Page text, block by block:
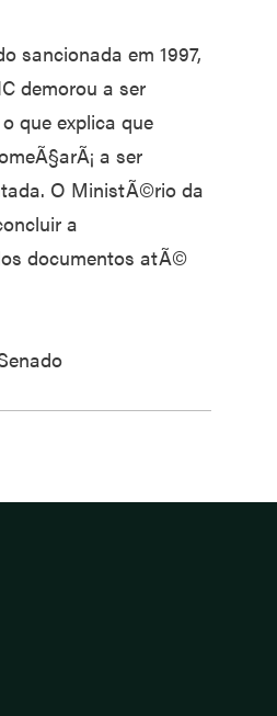
sancionada em 1997,
demorou a ser
que explica que
a ser
O MinistÃ©rio da
a
documentos atÃ©